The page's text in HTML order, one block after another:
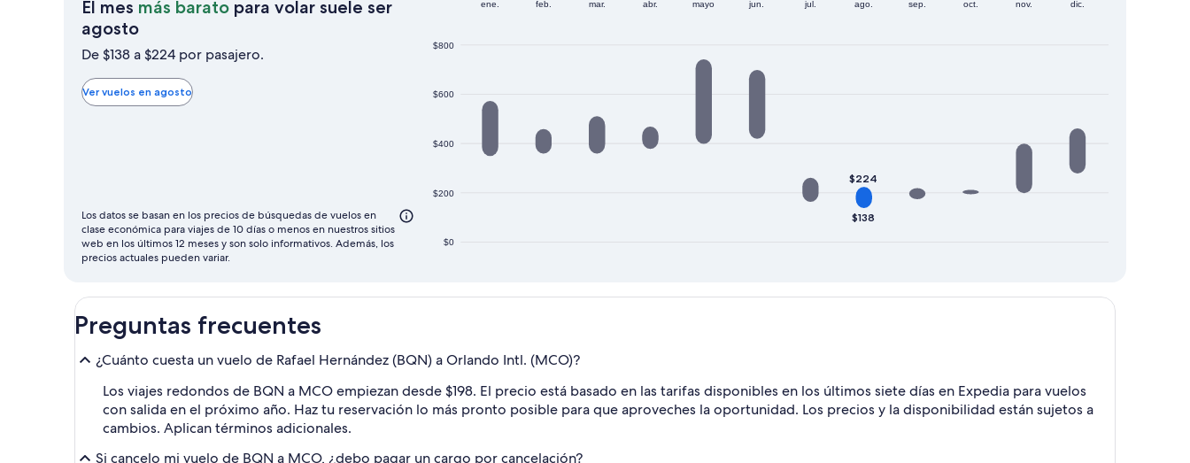
El mes más barato para volar suele ser
agostoEl
mes
barato
para
De $138 a $224 por pasajero.
Ver vuelos en agosto
$0
$200
$400
$600
$800
ene. feb. mar. abr. mayo jun. jul. ago. sep. oct. nov. dic.
$138
$224
Los datos se basan en los precios de búsquedas de vuelos en
clase económica para viajes de 10 días o menos en nuestros sitios
web en los últimos 12 meses y son solo informativos. Además, los
precios actuales pueden variar.
Preguntas frecuentes
¿Cuánto cuesta un vuelo de Rafael Hernández (BQN) a Orlando Intl. (MCO)?
Los viajes redondos de BQN a MCO empiezan desde $198. El precio está basado en las tarifas disponibles en los últimos siete días en Expedia para vuelos
con salida en el próximo año. Haz tu reservación lo más pronto posible para que aproveches la oportunidad. Los precios y la disponibilidad están sujetos a
cambios. Aplican términos adicionales.
Si cancelo mi vuelo de BQN a MCO, ¿debo pagar un cargo por cancelación?